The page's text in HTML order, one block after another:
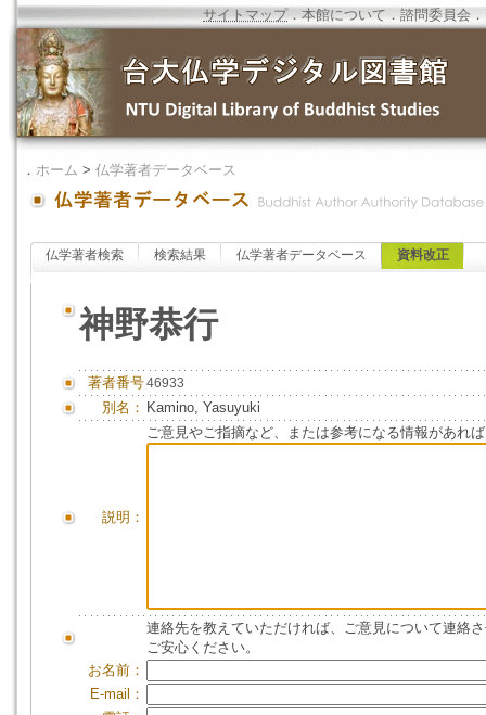
サイトマップ．本館について ．諮問委員会 ．
． ホーム > 仏学著者データベース
仏学著者検索 検索結果 仏学著者データベース 資料改正
神野恭行
著者番号46933
別名： Kamino, Yasuyuki
説明：
ご意見やご指摘など、または参考になる情報があれ
連絡先を教えていただければ、ご意見について連絡
ご安心ください。
お名前：
E-mail：